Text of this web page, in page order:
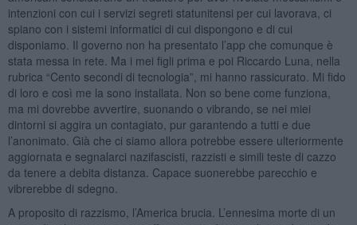
intenzioni con cui i servizi segreti statunitensi per cui lavorava, ci
spiano con i sistemi informatici di cui dispongono e di cui
disponiamo. Il governo non ha presentato l’app che comunque è
stata messa in rete. Ma i mei figli prima e poi Riccardo Luna, nella
rubrica “Cento secondi di tecnologia”, mi hanno rassicurato. Mi fido
di loro e così me la sono installata. Non so bene come funziona,
ma mi dovrebbe avvertire, suonando o vibrando, se nei miei
dintorni si aggira un contagiato, pur garantendo a tutti e due
l’anonimato. Già che ci siamo allora potrebbe essere ulteriormente
aggiornata e segnalarci nazifascisti, razzisti e simili teste di cazzo
da tenere a debita distanza. Capace suonerebbe parecchio e
vibrerebbe di sdegno.
A proposito di razzismo, l’America brucia. L’ennesima morte di un